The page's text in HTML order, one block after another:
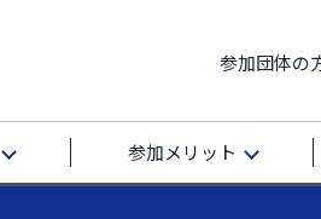
参加メリット
参加団体の